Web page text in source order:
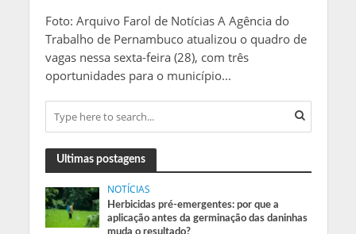
Foto: Arquivo Farol de Notícias A Agência do
Trabalho de Pernambuco atualizou o quadro de
vagas nessa sexta-feira (28), com três
oportunidades para o município...
Ultimas postagens
NOTÍCIAS
Herbicidas pré-emergentes: por que a
aplicação antes da germinação das daninhas
muda o resultado?